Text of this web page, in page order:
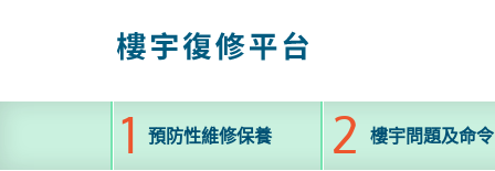
容
預防性維修保養 樓宇問題及命令